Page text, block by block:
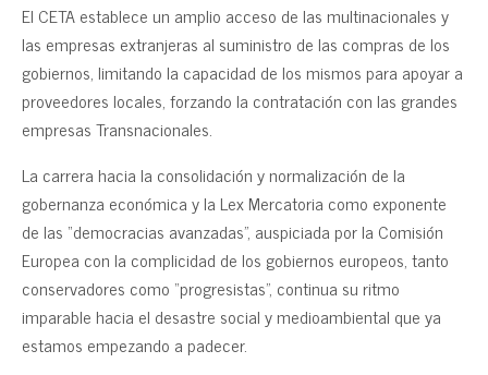
El CETA establece un amplio acceso de las multinacionales y
las empresas extranjeras al suministro de las compras de los
gobiernos, limitando la capacidad de los mismos para apoyar a
proveedores locales, forzando la contratación con las grandes
empresas Transnacionales.
La carrera hacia la consolidación y normalización de la
gobernanza económica y la Lex Mercatoria como exponente
de las “democracias avanzadas”, auspiciada por la Comisión
Europea con la complicidad de los gobiernos europeos, tanto
conservadores como “progresistas”, continua su ritmo
imparable hacia el desastre social y medioambiental que ya
estamos empezando a padecer.